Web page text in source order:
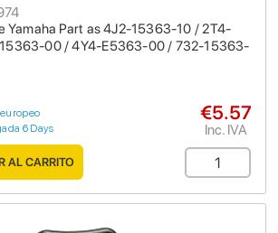
Yamaha Part as 4J2-15363-10 / 2T4-
00 / 4Y4-E5363-00 / 732-15363-
6 Days
€5.57
Inc. IVA
AL CARRITO